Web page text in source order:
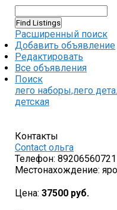
Расширенный поиск
Добавить объявление
Редактировать
Все объявления
Поиск
лего наборы,лего
детская
Контакты
Contact ольга
Телефон: 89206560721
Местонахождение:
Цена: 37500 руб.